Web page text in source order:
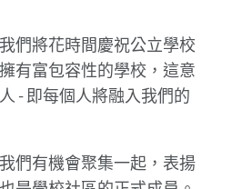
們將花時間慶祝公立學校
有富包容性的學校，這意
- 即每個人將融入我們的
們有機會聚集一起，表揚